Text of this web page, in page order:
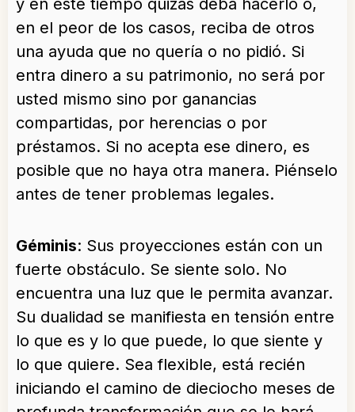
y en este tiempo quizás deba hacerlo o,
en el peor de los casos, reciba de otros
una ayuda que no quería o no pidió. Si
entra dinero a su patrimonio, no será por
usted mismo sino por ganancias
compartidas, por herencias o por
préstamos. Si no acepta ese dinero, es
posible que no haya otra manera. Piénselo
antes de tener problemas legales.
Géminis: Sus proyecciones están con un
fuerte obstáculo. Se siente solo. No
encuentra una luz que le permita avanzar.
Su dualidad se manifiesta en tensión entre
lo que es y lo que puede, lo que siente y
lo que quiere. Sea flexible, está recién
iniciando el camino de dieciocho meses de